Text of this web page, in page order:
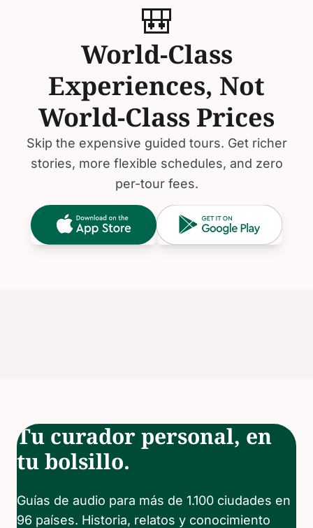
🎒
World-Class
Experiences, Not
World-Class Prices
Skip the expensive guided tours. Get richer
stories, more flexible schedules, and zero
per-tour fees.
Tu curador personal, en
tu bolsillo.
Guías de audio para más de 1.100 ciudades en
96 países. Historia, relatos y conocimiento